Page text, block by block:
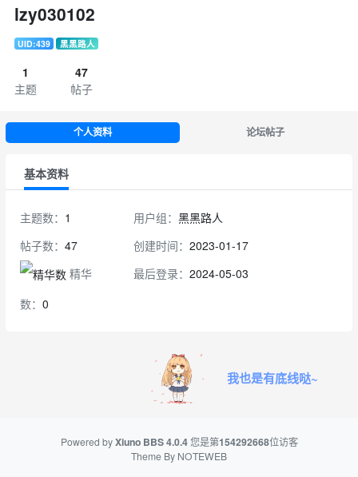
lzy030102
UID:439 黑黑路人
1
主题
47
帖子
个人资料 论坛帖子
基本资料
主题数： 1
帖子数： 47
精华
数： 0
用户组：黑黑路人
创建时间：2023-01-17
最后登录：2024-05-03
我也是有底线哒~
Powered byXiuno BBS4.0.4 您是第154292668位访客
Theme By NOTEWEB